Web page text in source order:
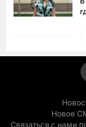
Новое
Связаться с нами